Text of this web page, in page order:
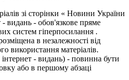
зі сторінки « Новини України
- видань - обов'язкове пряме
систем гіперпосилання .
в незалежності від
використання матеріалів.
- видань) - повинна бути
або в першому абзаці